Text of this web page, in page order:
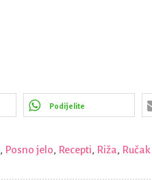
Podijelite
, Posno jelo, Recepti, Riža, Ručak